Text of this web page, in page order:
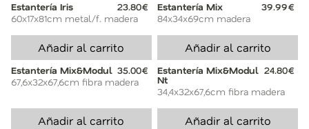
Estantería Iris
23.80€
60x17x81cm metal/f. madera
Estantería Mix
39.99€
84x34x69cm madera
Añadir al carrito
Estantería Mix&Modul 35.00€
67,6x32x67,6cm fibra madera
Añadir al carrito
Estantería Mix&Modul
Nt
24.80€
34,4x32x67,6cm fibra madera
Añadir al carrito Añadir al carrito